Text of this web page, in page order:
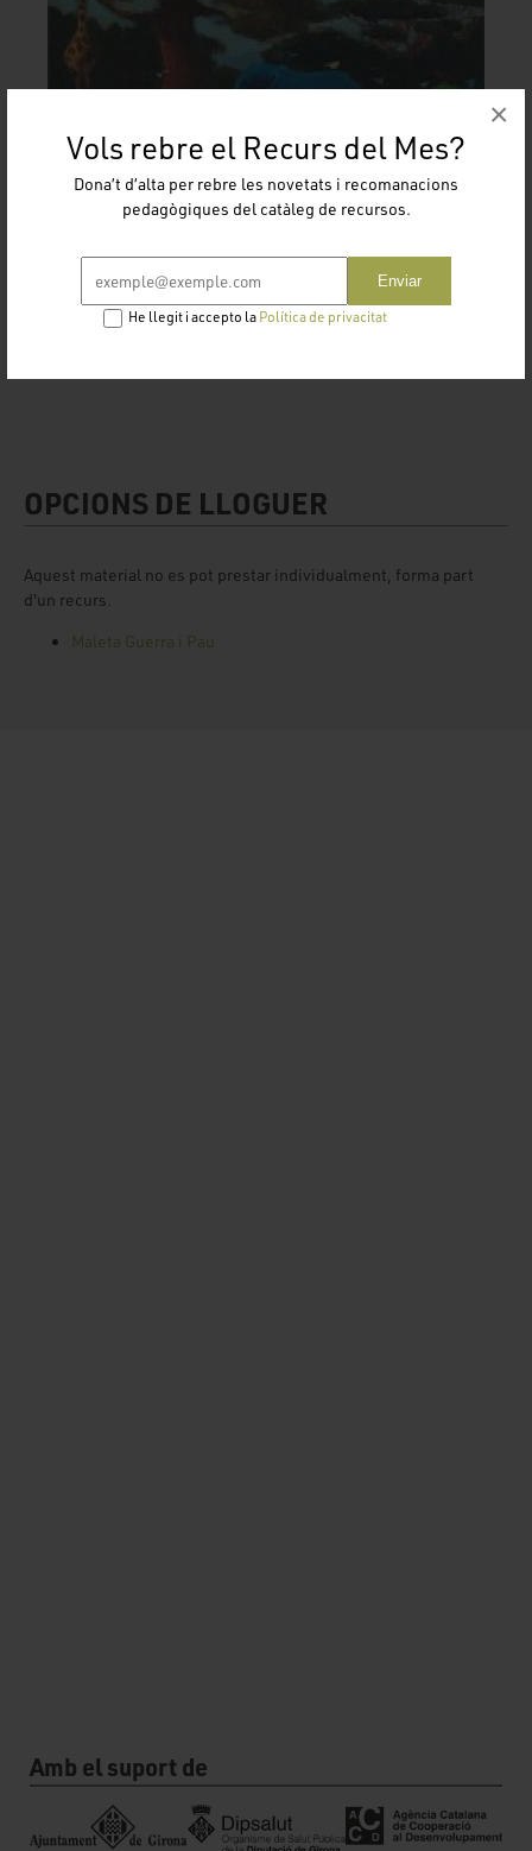
Vols rebre el Recurs del Mes?
Dona’t d’alta per rebre les novetats i recomanacions
pedagògiques del catàleg de recursos.
Enviar
He llegit i accepto la Política de privacitat
×
OPCIONS DE LLOGUER
Aquest material no es pot prestar individualment, forma part
d'un recurs.
Maleta Guerra i Pau
Amb el suport de